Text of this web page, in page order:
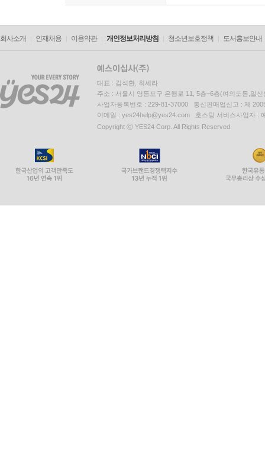
회사소개 인재채용 이용약관 개인정보처리방침 청소년보호정책 도서홍보안내
대표 : 김석환, 최세라
주소 : 서울시 영등포구 은행로 11, 5층~6층(여의도동,일신
사업자등록번호 : 229-81-37000 통신판매업신고 : 제
이메일 : yes24help@yes24.com 호스팅 서비스사업자 :
Copyright ⓒ YES24 Corp. All Rights Reserved.